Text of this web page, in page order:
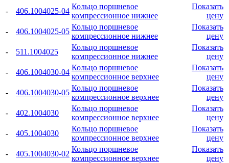
-
406.1004025-04
Кольцо поршневое
компрессионное нижнее
Показать
цену
-
406.1004025-05
Кольцо поршневое
компрессионное нижнее
Показать
цену
-
511.1004025
Кольцо поршневое
компрессионное нижнее
Показать
цену
-
406.1004030-04
Кольцо поршневое
компрессионное верхнее
Показать
цену
-
406.1004030-05
Кольцо поршневое
компрессионное верхнее
Показать
цену
-
402.1004030
Кольцо поршневое
компрессионное верхнее
Показать
цену
-
405.1004030
Кольцо поршневое
компрессионное верхнее
Показать
цену
-
405.1004030-02
Кольцо поршневое
компрессионное верхнее
Показать
цену